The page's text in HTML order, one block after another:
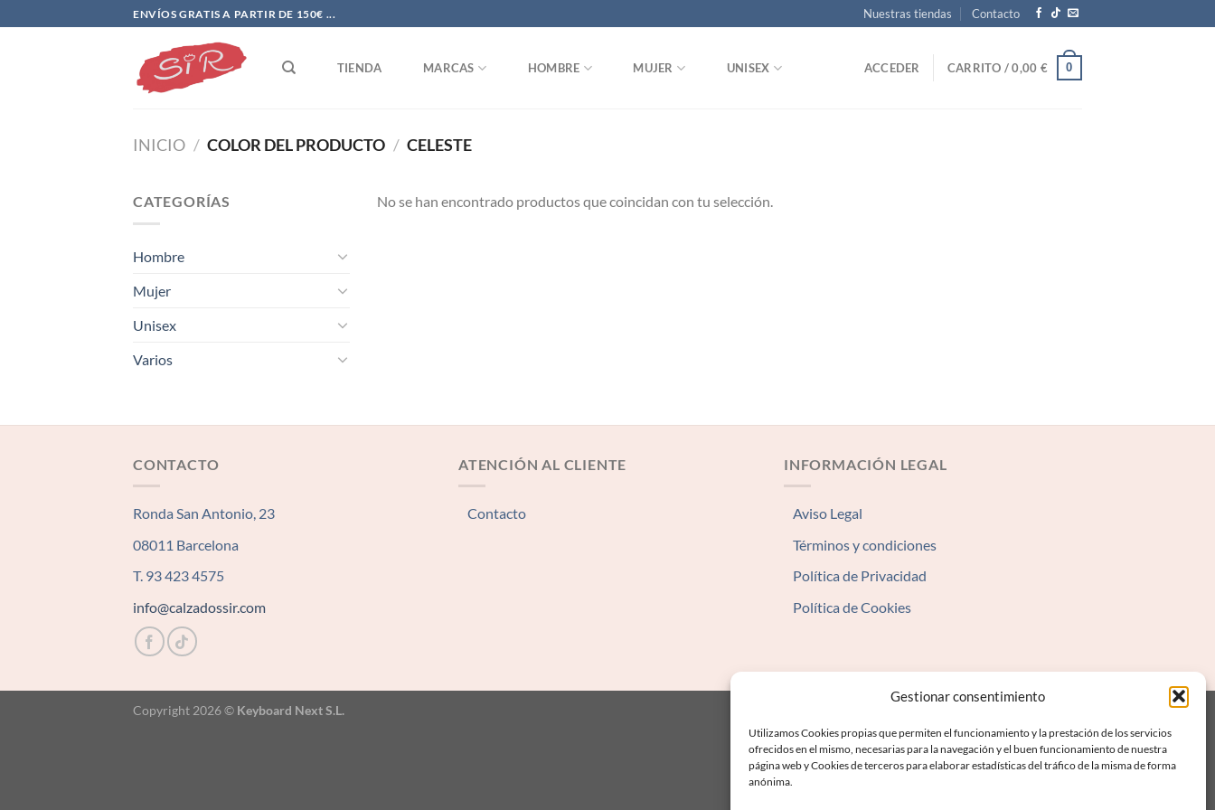
Gestionar consentimiento
Utilizamos Cookies propias que permiten el funcionamiento y la prestación de los servicios
ofrecidos en el mismo, necesarias para la navegación y el buen funcionamiento de nuestra
página web y Cookies de terceros para elaborar estadísticas del tráfico de la misma de forma
anónima.
al
ENVÍOS GRATIS A PARTIR DE 150€ ... Nuestras tiendas Contacto
TIENDA MARCAS HOMBRE MUJER UNISEX ACCEDER CARRITO /0,00 € 0
INICIO / COLOR DEL PRODUCTO / CELESTE
CATEGORÍAS
Hombre
Mujer
Unisex
Varios
No se han encontrado productos que coincidan con tu selección.
CONTACTO
Ronda San Antonio, 23
08011 Barcelona
T. 93 423 4575
info@calzadossir.com
ATENCIÓN AL CLIENTE
Contacto
INFORMACIÓN LEGAL
Aviso Legal
Términos y condiciones
Política de Privacidad
Política de Cookies
Copyright 2026 © Keyboard Next S.L.